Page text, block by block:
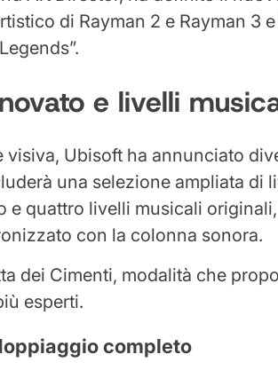
di Rayman 2 e Rayman 3 e
e livelli
visiva, Ubisoft ha annunciato
una selezione ampliata di
e quattro livelli musicali
con la colonna sonora.
dei Cimenti, modalità che
esperti.
completo